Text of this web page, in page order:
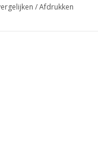
/Afdrukken